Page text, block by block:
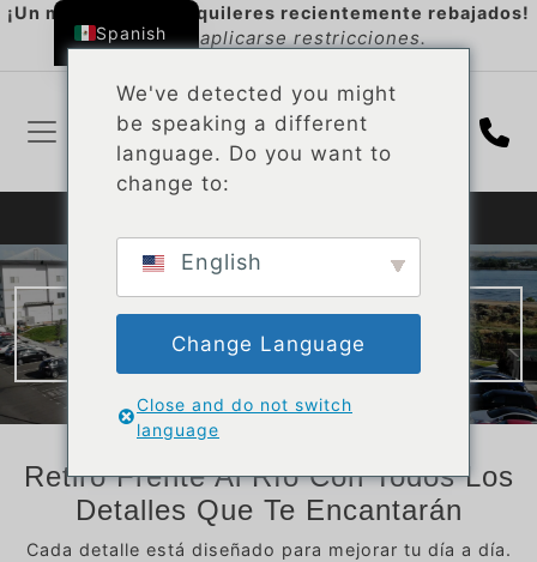
Ir al contenido
¡Un mes gratis en alquileres recientemente rebajados!
*Pueden aplicarse restricciones.
Servicios
Retiro Frente Al Río Con Todos Los
Detalles Que Te Encantarán
Cada detalle está diseñado para mejorar tu día a día.
We've detected you might
be speaking a different
language. Do you want to
change to:
English
Change Language
Close and do not switch
language
Spanish